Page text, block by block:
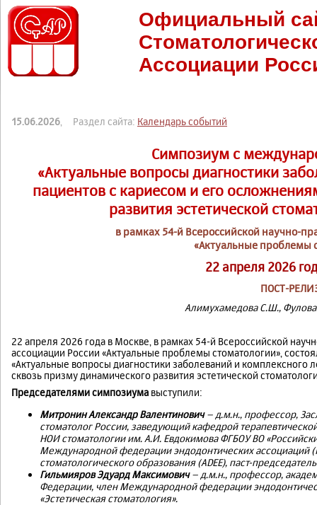
Официальный
Ассоциации
15.06.2026 , Раздел сайта: Календарь событий
Симпозиум с
«Актуальные вопросы диагностики
пациентов с кариесом и его
развития эстетической
в рамках 54-й Всероссийской научно-
«Актуальные проблемы
22 апреля 2026
ПОСТ-
Алимухамедова С.Ш.,
22 апреля 2026 года в Москве, в рамках 54-й Всероссийской
ассоциации России «Актуальные проблемы стоматологии»,
«Актуальные вопросы диагностики заболеваний и
сквозь призму динамического развития эстетической
Председателями симпозиума выступили:
Митронин Александр Валентинович– д.м.н., профессор,
стоматолог России, заведующий кафедрой
НОИ стоматологии им. А.И. Евдокимова ФГБОУ ВО
Международной федерации эндодонтических ассоциаций
стоматологического образования (ADEE), паст-
Гильмияров Эдуард Максимович– д.м.н., профессор,
Федерации, член Международной федерации
«Эстетическая стоматология».